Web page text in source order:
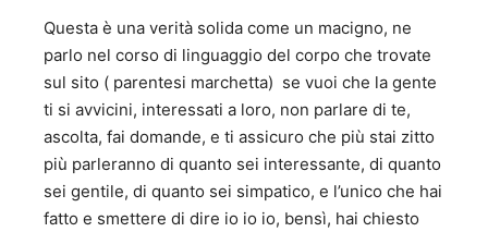
Questa è una verità solida come un macigno, ne
parlo nel corso di linguaggio del corpo che trovate
sul sito ( parentesi marchetta) se vuoi che la gente
ti si avvicini, interessati a loro, non parlare di te,
ascolta, fai domande, e ti assicuro che più stai zitto
più parleranno di quanto sei interessante, di quanto
sei gentile, di quanto sei simpatico, e l’unico che hai
fatto e smettere di dire io io io, bensì, hai chiesto